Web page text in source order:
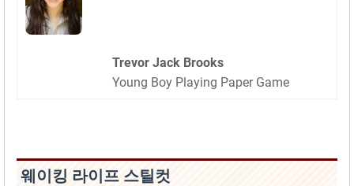
Trevor Jack Brooks
Young Boy Playing Paper Game
웨이킹 라이프 스틸컷